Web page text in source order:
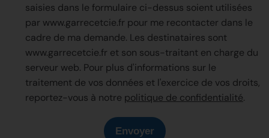
saisies dans le formulaire ci-dessus soient utilisées
par www.garrecetcie.fr pour me recontacter dans le
cadre de ma demande. Les destinataires sont
www.garrecetcie.fr et son sous-traitant en charge du
serveur web. Pour plus d'informations sur le
traitement de vos données et l'exercice de vos droits,
reportez-vous à notre politique de confidentialité.
Envoyer